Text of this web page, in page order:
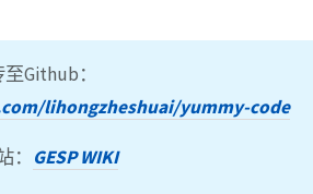
Github：
lihongzheshuai/yummy-code
： GESP WIKI